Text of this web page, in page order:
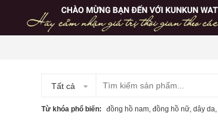
Tất cả
Từ khóa phổ biến: đồng hồ nam đồng hồ nữ dây da